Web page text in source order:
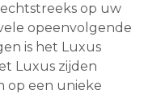
op uw
opeenvolgende
is het Luxus
Luxus zijden
op een unieke